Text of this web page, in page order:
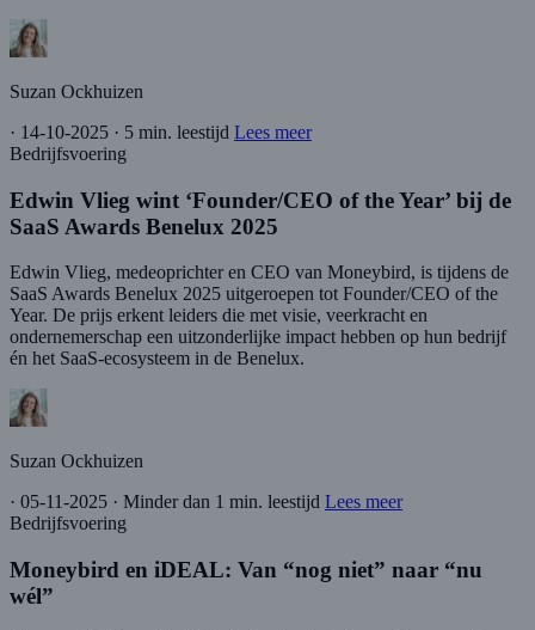
Suzan Ockhuizen
· 14-10-2025 · 5 min. leestijd Lees meer
Bedrijfsvoering
Edwin Vlieg wint ‘Founder/CEO of the Year’ bij de
SaaS Awards Benelux 2025
Edwin Vlieg, medeoprichter en CEO van Moneybird, is tijdens de
SaaS Awards Benelux 2025 uitgeroepen tot Founder/CEO of the
Year. De prijs erkent leiders die met visie, veerkracht en
ondernemerschap een uitzonderlijke impact hebben op hun bedrijf
én het SaaS-ecosysteem in de Benelux.
Suzan Ockhuizen
· 05-11-2025 · Minder dan 1 min. leestijd Lees meer
Bedrijfsvoering
Moneybird en iDEAL: Van “nog niet” naar “nu
wél”